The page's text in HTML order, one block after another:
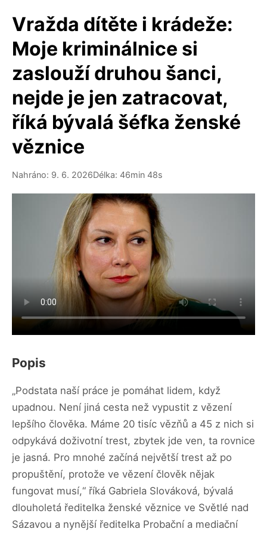
Vražda dítěte i krádeže:
Moje kriminálnice si
zaslouží druhou šanci,
nejde je jen zatracovat,
říká bývalá šéfka ženské
věznice
Nahráno: 9. 6. 2026Délka: 46min 48s
Popis
„Podstata naší práce je pomáhat lidem, když
upadnou. Není jiná cesta než vypustit z vězení
lepšího člověka. Máme 20 tisíc vězňů a 45 z nich si
odpykává doživotní trest, zbytek jde ven, ta rovnice
je jasná. Pro mnohé začíná největší trest až po
propuštění, protože ve vězení člověk nějak
fungovat musí,“ říká Gabriela Slováková, bývalá
dlouholetá ředitelka ženské věznice ve Světlé nad
Sázavou a nynější ředitelka Probační a mediační